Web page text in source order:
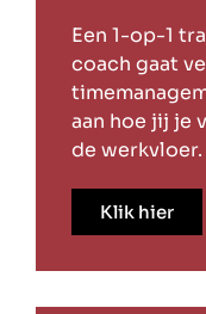
Een 1-op-1
coach gaat
aan hoe jij je
de werkvloer.
Klik hier